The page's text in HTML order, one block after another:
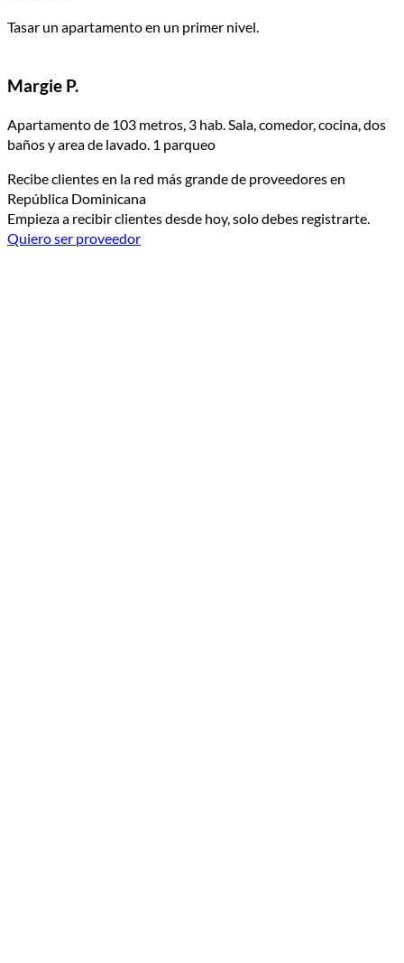
Tasar un apartamento en un primer nivel.
Margie P.
Apartamento de 103 metros, 3 hab. Sala, comedor, cocina, dos
baños y area de lavado. 1 parqueo
Recibe clientes en la red más grande de proveedores en
República Dominicana
Empieza a recibir clientes desde hoy, solo debes registrarte.
Quiero ser proveedor